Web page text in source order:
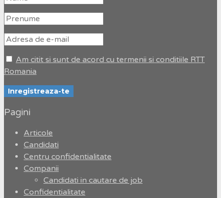
Am citit si sunt de acord cu termenii si conditiile RTT
Romania
Pagini
Articole
Candidati
Centru confidentialitate
Companii
Candidati in cautare de job
Confidentialitate